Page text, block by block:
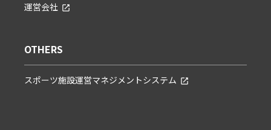
運営会社
OTHERS
スポーツ施設運営マネジメントシステム